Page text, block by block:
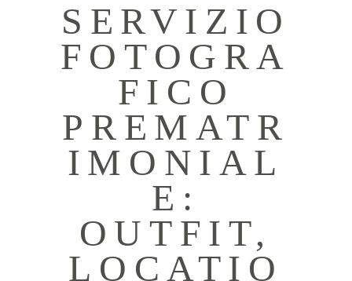
SERVIZIO
FOTOGRA
FICO
PREMATR
IMONIAL
E:
OUTFIT,
LOCATIO